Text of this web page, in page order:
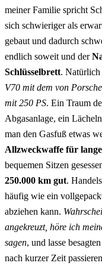
meiner Familie spricht
sich schwieriger als
gebaut und dadurch
endlich soweit und der
Schlüsselbrett. Natürlich
V70 mit dem von
mit 250 PS. Ein Traum
Abgasanlage, ein
man den Gasfuß etwas
Allzweckwaffe für
bequemen Sitzen
250.000 km gut.
häufig wie ein
abziehen kann.
angekreuzt, höre ich
sagen, und lasse
nach kurzer Zeit